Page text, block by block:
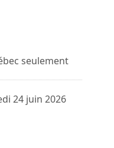
seulement
24 juin 2026